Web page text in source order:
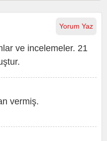
Yorum Yaz
ve incelemeler. 21
vermiş.